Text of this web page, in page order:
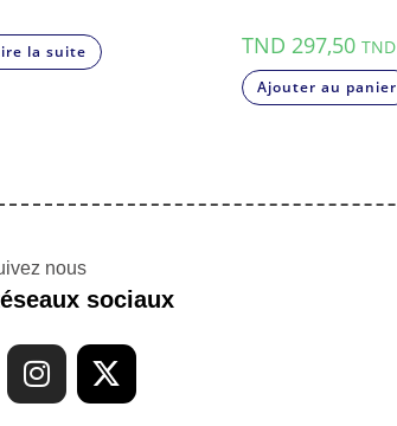
la suite TND 297,50 TND
Ajouter au panier
nous
sociaux